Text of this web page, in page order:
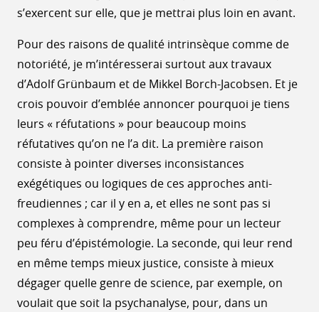
s’exercent sur elle, que je mettrai plus loin en avant.
Pour des raisons de qualité intrinsèque comme de
notoriété, je m’intéresserai surtout aux travaux
d’Adolf Grünbaum et de Mikkel Borch-Jacobsen. Et je
crois pouvoir d’emblée annoncer pourquoi je tiens
leurs « réfutations » pour beaucoup moins
réfutatives qu’on ne l’a dit. La première raison
consiste à pointer diverses inconsistances
exégétiques ou logiques de ces approches anti-
freudiennes ; car il y en a, et elles ne sont pas si
complexes à comprendre, même pour un lecteur
peu féru d’épistémologie. La seconde, qui leur rend
en même temps mieux justice, consiste à mieux
dégager quelle genre de science, par exemple, on
voulait que soit la psychanalyse, pour, dans un